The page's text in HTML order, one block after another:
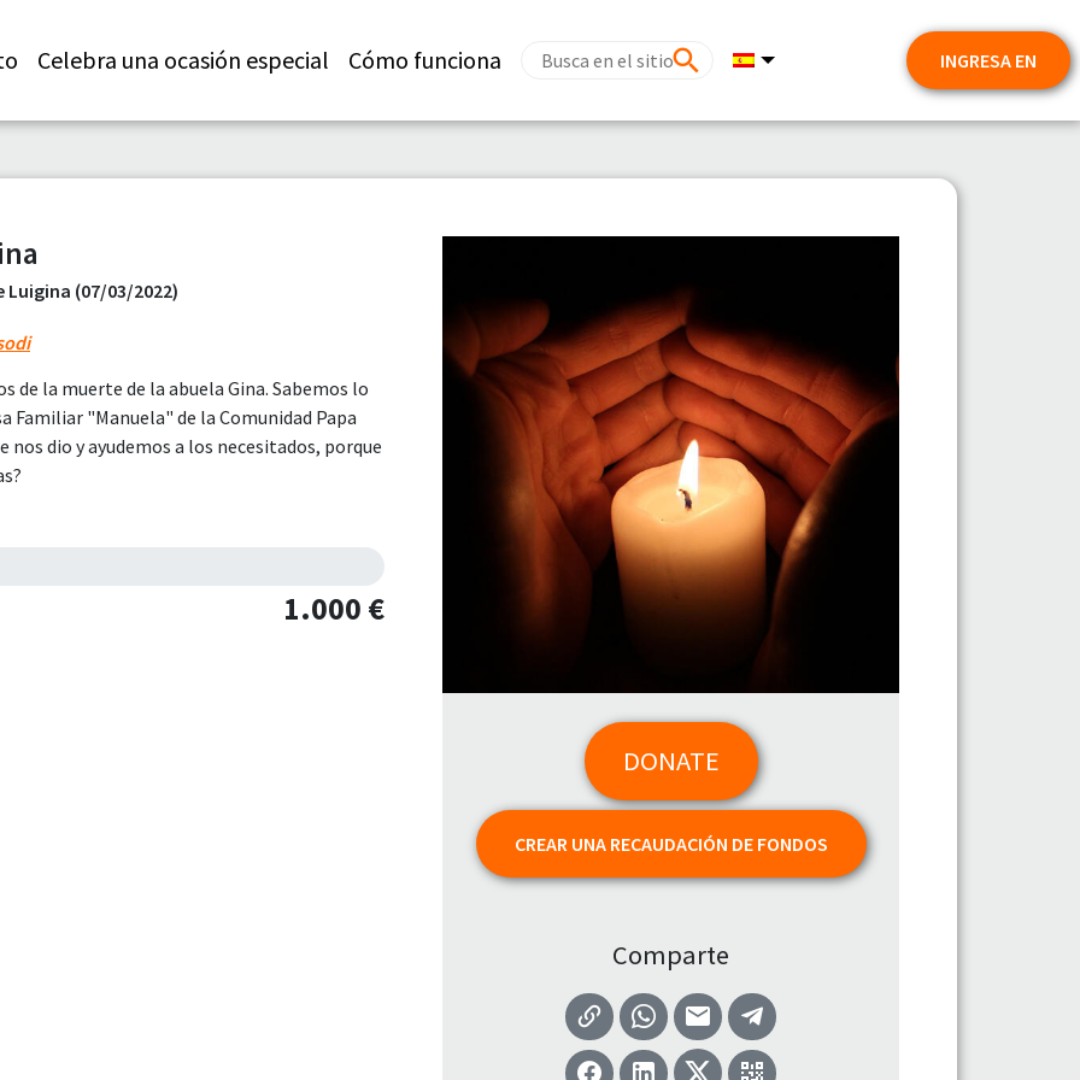
Celebra una ocasión especial Cómo funciona INGRESA EN
(07/03/2022)
de la muerte de la abuela Gina. Sabemos lo
Familiar "Manuela" de la Comunidad Papa
dio y ayudemos a los necesitados, porque
1.000 €
DONATE
CREAR UNA RECAUDACIÓN DE FONDOS
Comparte